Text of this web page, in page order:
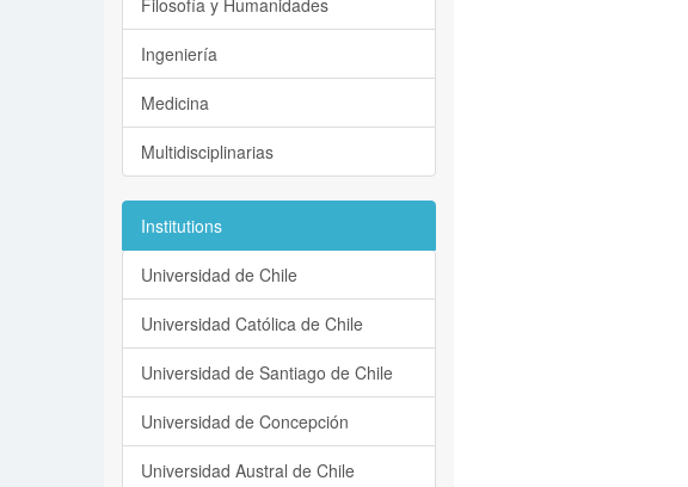
Filosofía y Humanidades
Ingeniería
Medicina
Multidisciplinarias
Institutions
Universidad de Chile
Universidad Católica de Chile
Universidad de Santiago de Chile
Universidad de Concepción
Universidad Austral de Chile